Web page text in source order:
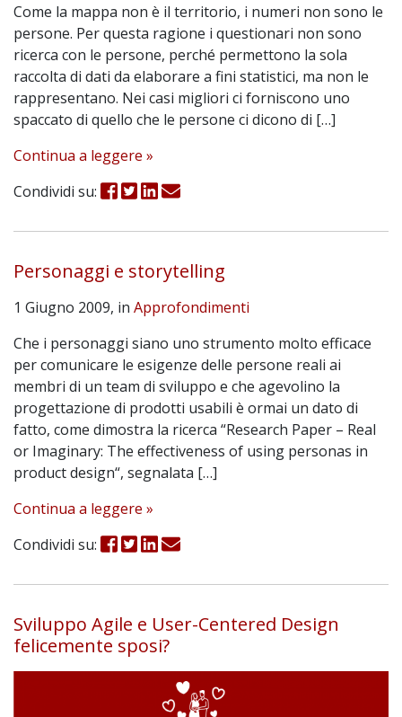
Come la mappa non è il territorio, i numeri non sono le
persone. Per questa ragione i questionari non sono
ricerca con le persone, perché permettono la sola
raccolta di dati da elaborare a fini statistici, ma non le
rappresentano. Nei casi migliori ci forniscono uno
spaccato di quello che le persone ci dicono di […]
Continua a leggere »
Condividi su:
Personaggi e storytelling
1 Giugno 2009, in Approfondimenti
Che i personaggi siano uno strumento molto efficace
per comunicare le esigenze delle persone reali ai
membri di un team di sviluppo e che agevolino la
progettazione di prodotti usabili è ormai un dato di
fatto, come dimostra la ricerca “Research Paper – Real
or Imaginary: The effectiveness of using personas in
product design“, segnalata […]
Continua a leggere »
Condividi su:
Sviluppo Agile e User-Centered Design
felicemente sposi?